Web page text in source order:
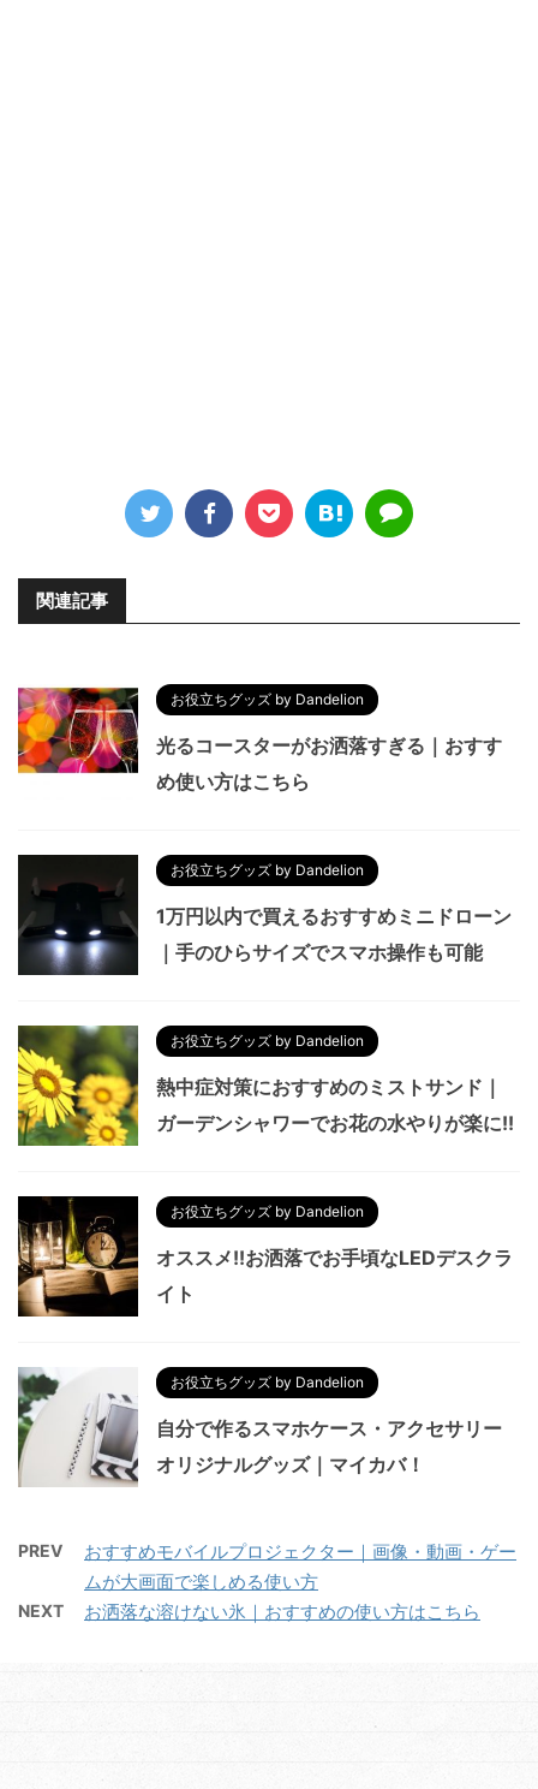
関連記事
お役立ちグッズ by Dandelion
光るコースターがお洒落すぎる｜おすす
め使い方はこちら
お役立ちグッズ by Dandelion
1万円以内で買えるおすすめミニドローン
｜手のひらサイズでスマホ操作も可能
お役立ちグッズ by Dandelion
熱中症対策におすすめのミストサンド｜
ガーデンシャワーでお花の水やりが楽に!!
お役立ちグッズ by Dandelion
オススメ!!お洒落でお手頃なLEDデスクラ
イト
お役立ちグッズ by Dandelion
自分で作るスマホケース・アクセサリー
オリジナルグッズ｜マイカバ！
PREV
おすすめモバイルプロジェクター｜画像・動画・ゲー
ムが大画面で楽しめる使い方
NEXT お洒落な溶けない氷｜おすすめの使い方はこちら